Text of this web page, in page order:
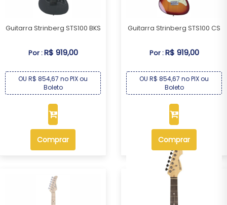
Guitarra Strinberg STS100 BKS
Por :R$ 919,00
OU R$ 854,67 no PIX ou
Boleto
Comprar
Guitarra Strinberg STS100 CS
Por :R$ 919,00
OU R$ 854,67 no PIX ou
Boleto
Comprar